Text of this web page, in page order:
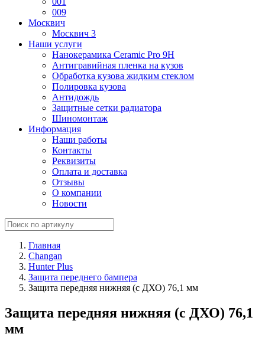
009
Москвич
Москвич 3
Наши услуги
Нанокерамика Ceramic Pro 9H
Антигравийная пленка на кузов
Обработка кузова жидким стеклом
Полировка кузова
Антидождь
Защитные сетки радиатора
Шиномонтаж
Информация
Наши работы
Контакты
Реквизиты
Оплата и доставка
Отзывы
О компании
Новости
Главная
Changan
Hunter Plus
Защита переднего бампера
Защита передняя нижняя (с ДХО) 76,1 мм
Защита передняя нижняя (с ДХО) 76,1
мм